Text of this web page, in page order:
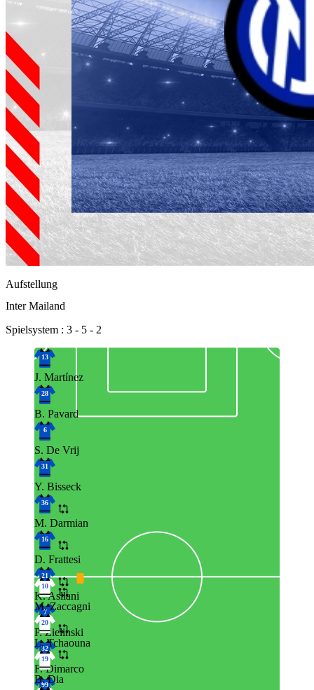
Aufstellung
Inter Mailand
Spielsystem : 3 - 5 - 2
13
J. Martínez
28
B. Pavard
6
S. De Vrij
31
Y. Bisseck
36
M. Darmian
16
D. Frattesi
21
K. Asllani
7
P. Zielinski
32
F. Dimarco
99
10
M. Zaccagni
20
L. Tchaouna
19
B. Dia